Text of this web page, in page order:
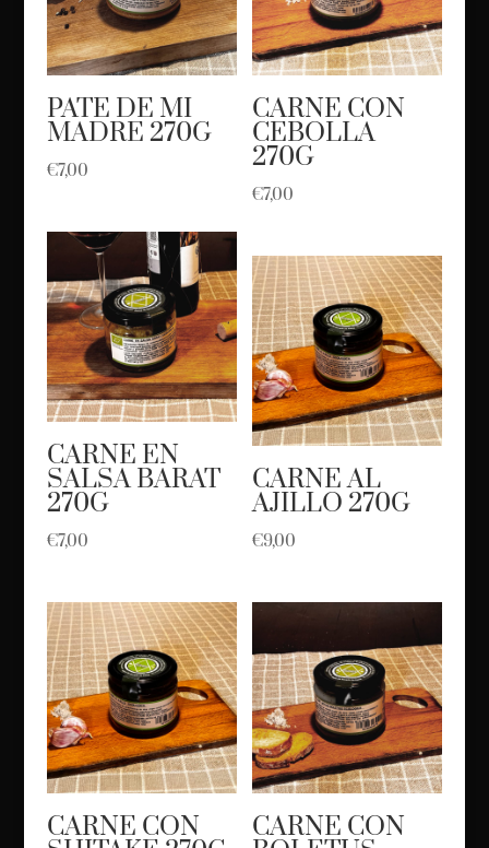
PATE DE MI
MADRE 270G
€7,00
CARNE CON
CEBOLLA
270G
€7,00
CARNE EN
SALSA BARAT
270G
€7,00
CARNE AL
AJILLO 270G
€9,00
CARNE CON CARNE CON